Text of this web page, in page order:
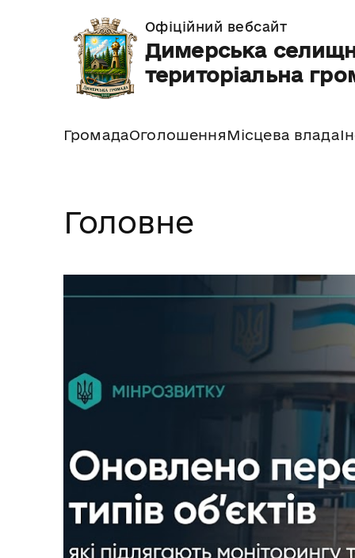
Офіційний вебсайт
Димерська
територіальна
ГромадаОголошення Місцева влада
Головне